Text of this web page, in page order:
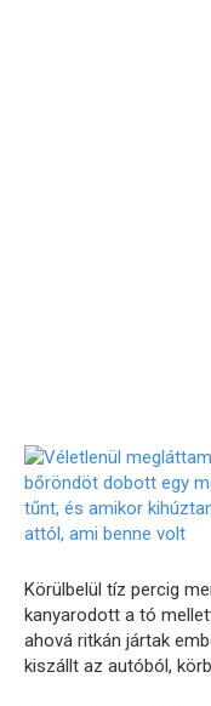
Körülbelül tíz percig
kanyarodott a tó
ahová ritkán jártak
kiszállt az autóból,